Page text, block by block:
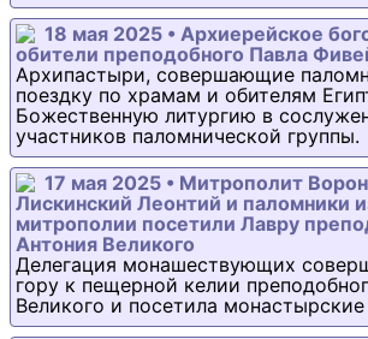
18 мая 2025 • Архиерейское
обители преподобного Павла
Архипастыри, совершающие
поездку по храмам и обителям
Божественную литургию в
участников паломнической группы.
17 мая 2025 • Митрополит
Лискинский Леонтий и паломники
митрополии посетили Лавру
Антония Великого
Делегация монашествующих
гору к пещерной келии
Великого и посетила